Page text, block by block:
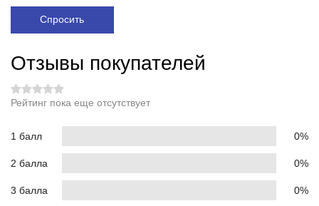
Спросить
Отзывы покупателей
Рейтинг пока еще отсутствует
1 балл 0%
2 балла 0%
3 балла 0%